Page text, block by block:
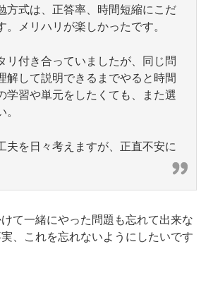
式は、正答率、時間短縮にこだ
。メリハリが楽しかったです。
リ付き合っていましたが、同じ問
解して説明できるまでやると時間
学習や単元をしたくても、また選
夫を日々考えますが、正直不安に
けて一緒にやった問題も忘れて出来な
、これを忘れないようにしたいです